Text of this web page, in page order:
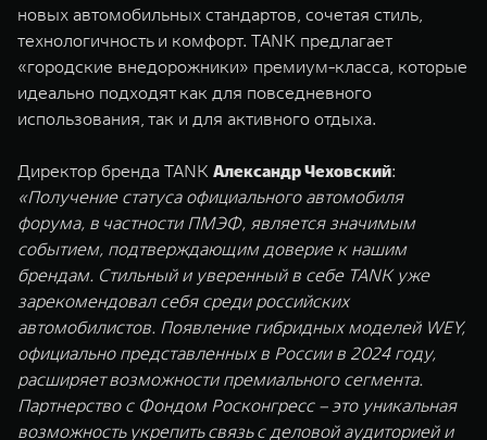
новых автомобильных стандартов, сочетая стиль,
технологичность и комфорт. TANK предлагает
«городские внедорожники» премиум-класса, которые
идеально подходят как для повседневного
использования, так и для активного отдыха.
Директор бренда TANK Александр Чеховский:
«Получение статуса официального автомобиля
форума, в частности ПМЭФ, является значимым
событием, подтверждающим доверие к нашим
брендам. Стильный и уверенный в себе TANK уже
зарекомендовал себя среди российских
автомобилистов. Появление гибридных моделей WEY,
официально представленных в России в 2024 году,
расширяет возможности премиального сегмента.
Партнерство с Фондом Росконгресс – это уникальная
возможность укрепить связь с деловой аудиторией и